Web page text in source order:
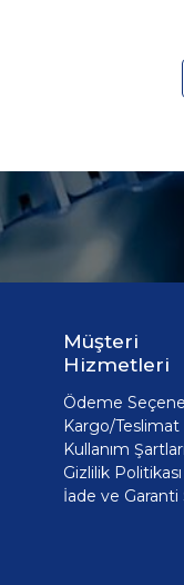
Müşteri
Hizmetleri
Ödeme
Kargo/Teslimat
Kullanım Şartları
Gizlilik Politikası
İade ve Garanti